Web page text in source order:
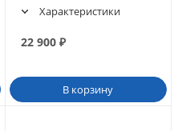
Характеристики
22 900₽
В корзину